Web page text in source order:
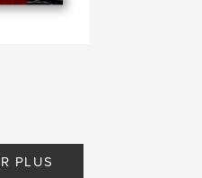
PLUS